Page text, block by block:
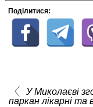
Поділитися:
У Миколаєві
паркан лікарні та